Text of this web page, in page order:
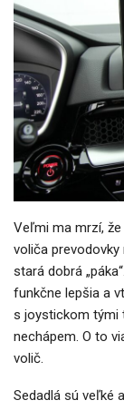
Veľmi ma mrzí,
voliča prevodovky
stará dobrá
funkčne lepšia a
s joystickom tými
nechápem. O to
volič.
Sedadlá sú veľké